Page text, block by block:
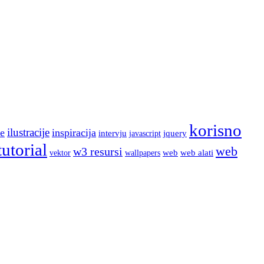
ilustracije inspiracija intervju javascript jquery korisno
vektor w3 resursi wallpapers web web alati web